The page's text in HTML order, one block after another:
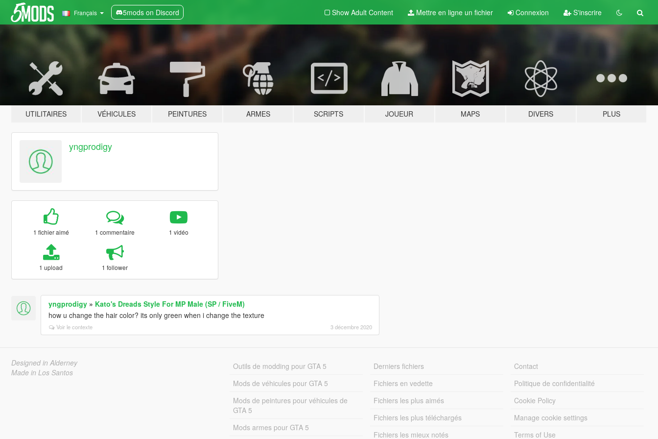
Français 5mods on Discord Show Adult Content Mettre en ligne un fichier Connexion S'inscrire
UTILITAIRES VÉHICULES PEINTURES ARMES SCRIPTS JOUEUR MAPS DIVERS PLUS
yngprodigy
1 fichier aimé 1 commentaire 1 vidéo
1 upload 1 follower
yngprodigy» Kato's Dreads Style For MP Male (SP / FiveM)
how u change the hair color? its only green when i change the texture
Voir le contexte 3 décembre 2020
Designed in Alderney
Made in Los Santos
Outils de modding pour GTA 5
Mods de véhicules pour GTA 5
Mods de peintures pour véhicules de
GTA 5
Mods armes pour GTA 5
Derniers fichiers
Fichiers en vedette
Fichiers les plus aimés
Fichiers les plus téléchargés
Fichiers les mieux notés
Contact
Politique de confidentialité
Cookie Policy
Manage cookie settings
Terms of Use